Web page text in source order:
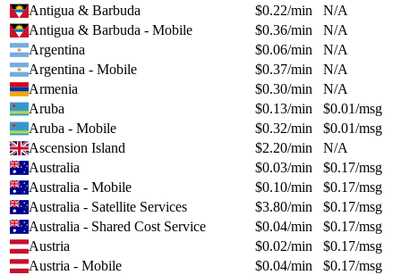
Antigua & Barbuda
$0.22/min
N/A
Antigua & Barbuda - Mobile
$0.36/min
N/A
Argentina
$0.06/min
N/A
Argentina - Mobile
$0.37/min
N/A
Armenia
$0.30/min
N/A
Aruba
$0.13/min $0.01/msg
Aruba - Mobile
$0.32/min $0.01/msg
Ascension Island
$2.20/min
N/A
Australia
$0.03/min $0.17/msg
Australia - Mobile
$0.10/min $0.17/msg
Australia - Satellite Services
$3.80/min $0.17/msg
Australia - Shared Cost Service
$0.04/min $0.17/msg
Austria
$0.02/min $0.17/msg
Austria - Mobile
$0.04/min $0.17/msg